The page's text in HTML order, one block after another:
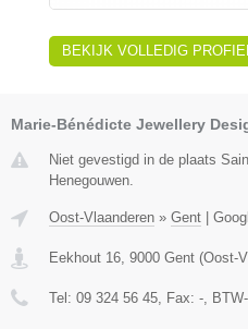
BEKIJK VOLLEDIG
Marie-Bénédicte Jewellery
Niet gevestigd in de plaats
Henegouwen.
Oost-Vlaanderen » Gent
Eekhout 16, 9000 Gent (Oost-
Tel: 09 324 56 45, Fax: -,